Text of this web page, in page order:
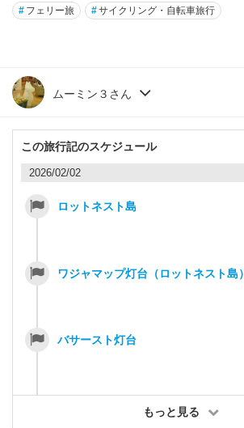
# フェリー旅 #サイクリング・自転車旅行
ムーミン３さん
この旅行記のスケジュール
2026/02/02
ロットネスト島
ワジャマップ灯台（ロットネスト島）
バサースト灯台
もっと見る